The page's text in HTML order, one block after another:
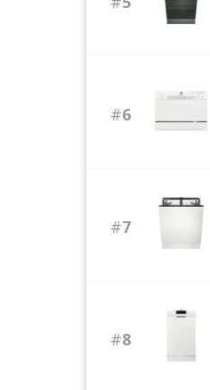
#6
#7
#8